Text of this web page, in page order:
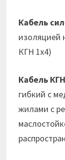
Кабель
изоляцией
КГН 1х4)
Кабель
гибкий с
жилами с